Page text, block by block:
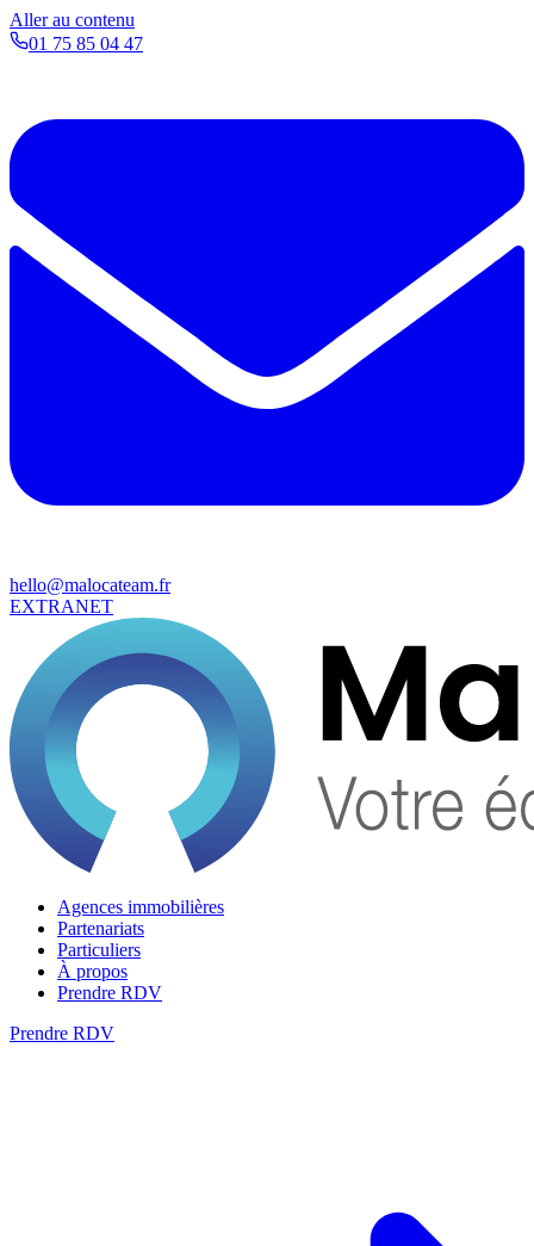
Aller au contenu
01 75 85 04 47
hello@malocateam.fr
EXTRANET
Agences immobilières
Partenariats
Particuliers
À propos
Prendre RDV
Prendre RDV